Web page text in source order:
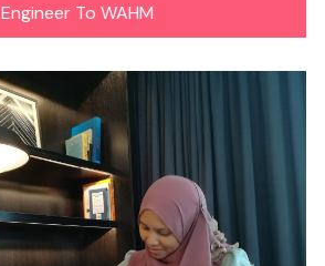
Engineer To WAHM